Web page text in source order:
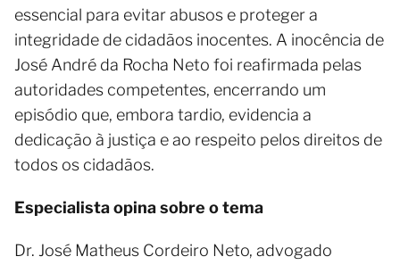
essencial para evitar abusos e proteger a
integridade de cidadãos inocentes. A inocência de
José André da Rocha Neto foi reafirmada pelas
autoridades competentes, encerrando um
episódio que, embora tardio, evidencia a
dedicação à justiça e ao respeito pelos direitos de
todos os cidadãos.
Especialista opina sobre o tema
Dr. José Matheus Cordeiro Neto, advogado